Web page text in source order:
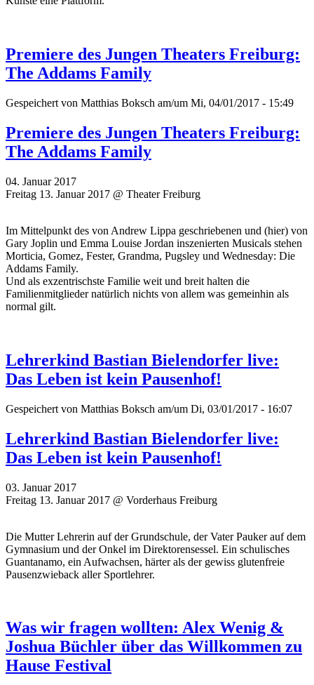
Premiere des Jungen Theaters Freiburg:
The Addams Family
Gespeichert von Matthias Boksch am/um Mi, 04/01/2017 - 15:49
Premiere des Jungen Theaters Freiburg:
The Addams Family
04. Januar 2017
Freitag 13. Januar 2017 @ Theater Freiburg
Im Mittelpunkt des von Andrew Lippa geschriebenen und (hier) von
Gary Joplin und Emma Louise Jordan inszenierten Musicals stehen
Morticia, Gomez, Fester, Grandma, Pugsley und Wednesday: Die
Addams Family.
Und als exzentrischste Familie weit und breit halten die
Familienmitglieder natürlich nichts von allem was gemeinhin als
normal gilt.
Lehrerkind Bastian Bielendorfer live:
Das Leben ist kein Pausenhof!
Gespeichert von Matthias Boksch am/um Di, 03/01/2017 - 16:07
Lehrerkind Bastian Bielendorfer live:
Das Leben ist kein Pausenhof!
03. Januar 2017
Freitag 13. Januar 2017 @ Vorderhaus Freiburg
Die Mutter Lehrerin auf der Grundschule, der Vater Pauker auf dem
Gymnasium und der Onkel im Direktorensessel. Ein schulisches
Guantanamo, ein Aufwachsen, härter als der gewiss glutenfreie
Pausenzwieback aller Sportlehrer.
Was wir fragen wollten: Alex Wenig &
Joshua Büchler über das Willkommen zu
Hause Festival